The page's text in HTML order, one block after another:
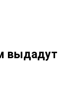
выдадут